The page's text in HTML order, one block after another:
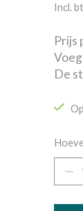
Incl.
Prijs
De